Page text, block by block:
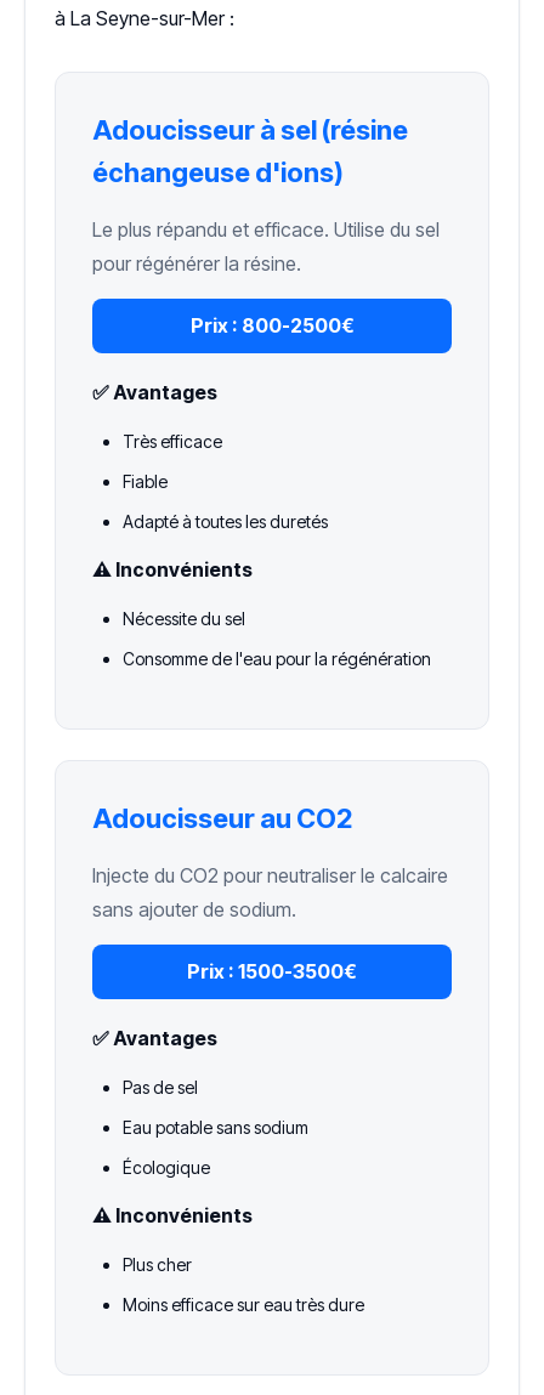
à La Seyne-sur-Mer :
Adoucisseur à sel (résine
échangeuse d'ions)
Le plus répandu et efficace. Utilise du sel
pour régénérer la résine.
Prix : 800-2500€
✅ Avantages
Très efficace
Fiable
Adapté à toutes les duretés
⚠️ Inconvénients
Nécessite du sel
Consomme de l'eau pour la régénération
Adoucisseur au CO2
Injecte du CO2 pour neutraliser le calcaire
sans ajouter de sodium.
Prix : 1500-3500€
✅ Avantages
Pas de sel
Eau potable sans sodium
Écologique
⚠️ Inconvénients
Plus cher
Moins efficace sur eau très dure